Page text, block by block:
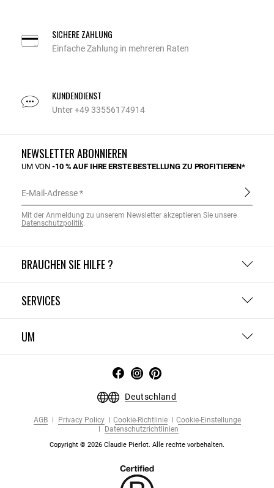
SICHERE ZAHLUNG
Einfache Zahlung in mehreren Raten
KUNDENDIENST
Unter +49 33556174914
BRAUCHEN SIE HILFE ?
SERVICES
UM
NEWSLETTER ABONNIEREN
UM VON-10 % AUF IHRE ERSTE BESTELLUNG ZU PROFITIEREN*
E-Mail-Adresse
Mit der Anmeldung zu unserem Newsletter akzeptieren Sie unsere
Datenschutzpolitik.
Deutschland
AGB Privacy Policy Cookie-Richtlinie
Cookie-Einstellunge
Datenschutzrichtlinien
Copyright © 2026 Claudie Pierlot. Alle rechte vorbehalten.